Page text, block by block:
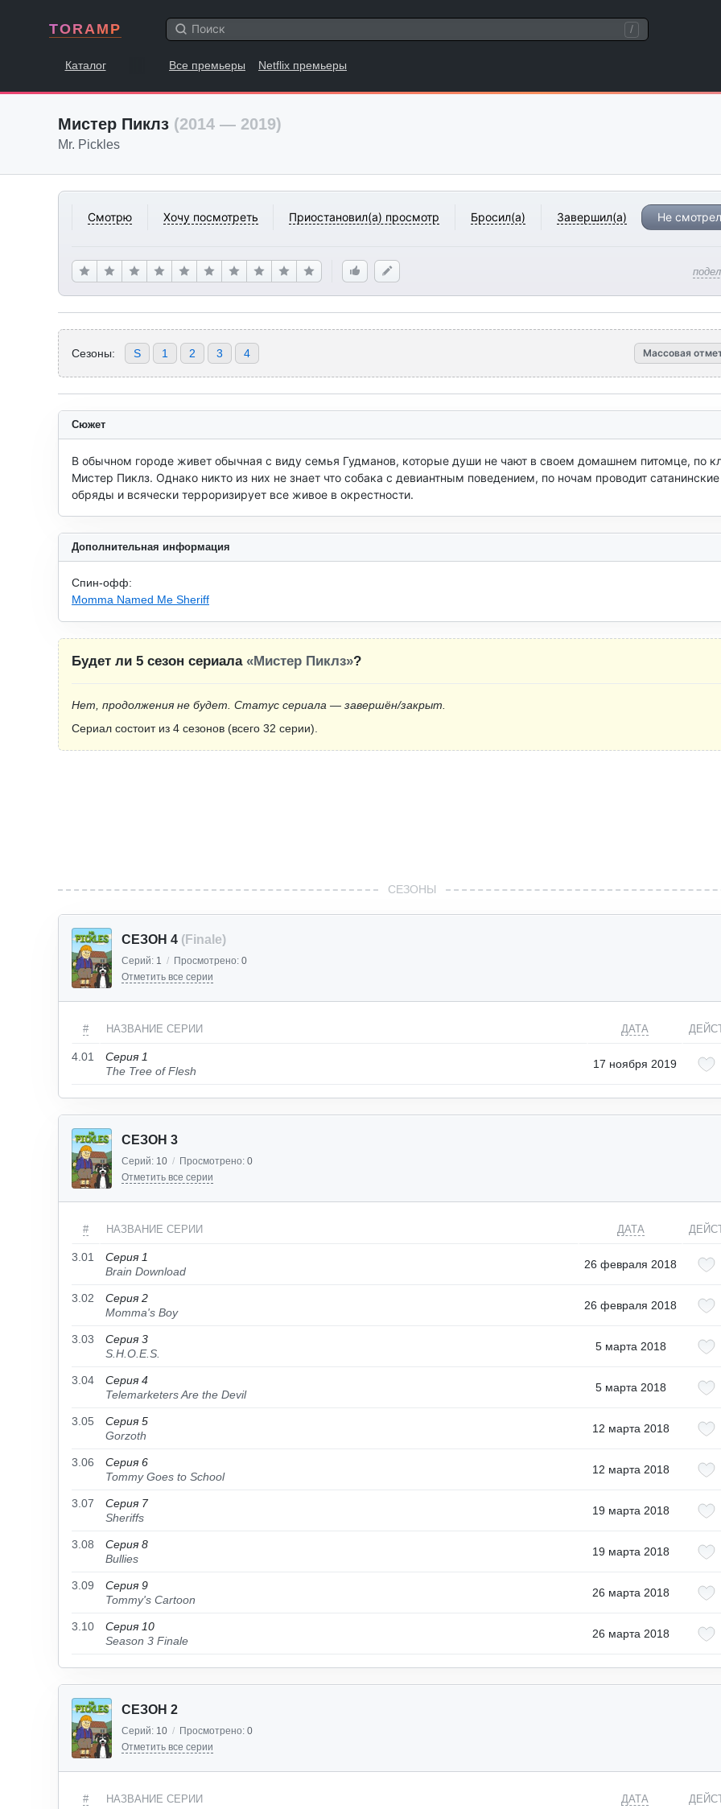
TORAMP /
Каталог Все премьеры Netflix премьеры
Мистер Пиклз (2014 — 2019)
Mr. Pickles
Смотрю Хочу посмотреть Приостановил(а) просмотр Бросил(а) Завершил(а) Не
Сезоны: S 1 2 3 4 Массовая
Сюжет
В обычном городе живет обычная с виду семья Гудманов, которые души не чают в своем домашнем питомце, по
Мистер Пиклз. Однако никто из них не знает что собака с девиантным поведением, по ночам проводит сатанинские
обряды и всячески терроризирует все живое в окрестности.
Дополнительная информация
Спин-офф:
Momma Named Me Sheriff
Будет ли 5 сезон сериала «Мистер Пиклз»?
Нет, продолжения не будет. Статус сериала — завершён/закрыт.
Сериал состоит из 4 сезонов (всего 32 серии).
СЕЗОНЫ
СЕЗОН 4 (Finale)
Серий: 1 / Просмотрено: 0
Отметить все серии
# НАЗВАНИЕ СЕРИИ ДАТА
4.01
Серия 1
The Tree of Flesh
17 ноября 2019
СЕЗОН 3
Серий: 10 / Просмотрено: 0
Отметить все серии
# НАЗВАНИЕ СЕРИИ ДАТА
3.01
Серия 1
Brain Download
26 февраля 2018
3.02
Серия 2
Momma's Boy
26 февраля 2018
3.03
Серия 3
S.H.O.E.S.
5 марта 2018
3.04
Серия 4
Telemarketers Are the Devil
5 марта 2018
3.05
Серия 5
Gorzoth
12 марта 2018
3.06
Серия 6
Tommy Goes to School
12 марта 2018
3.07
Серия 7
Sheriffs
19 марта 2018
3.08
Серия 8
Bullies
19 марта 2018
3.09
Серия 9
Tommy's Cartoon
26 марта 2018
3.10
Серия 10
Season 3 Finale
26 марта 2018
СЕЗОН 2
Серий: 10 / Просмотрено: 0
Отметить все серии
# НАЗВАНИЕ СЕРИИ ДАТА